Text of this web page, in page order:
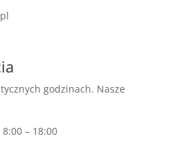
godzinach. Nasze
– 18:00